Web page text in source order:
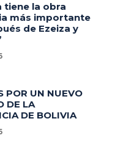
tiene la obra
más importante
de Ezeiza y
POR UN NUEVO
DE LA
DE BOLIVIA